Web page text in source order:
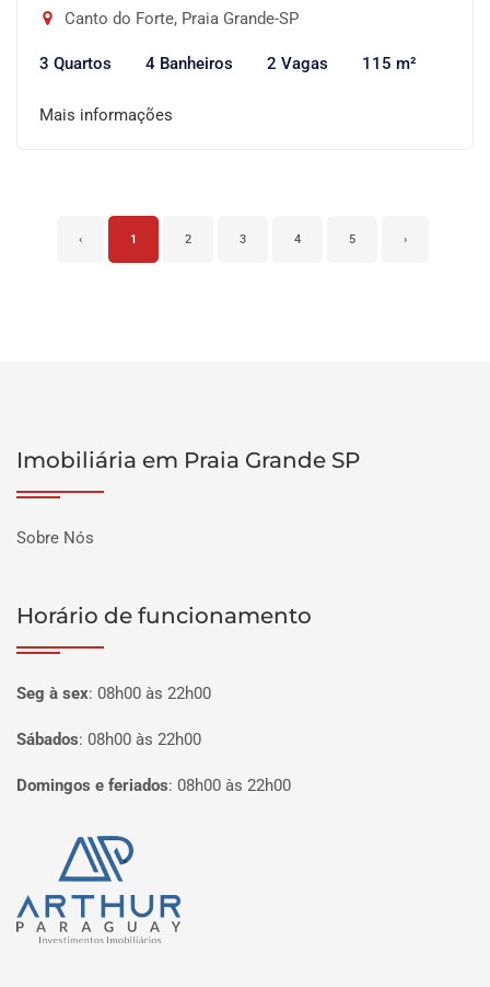
Canto do Forte, Praia Grande-SP
3 Quartos 4 Banheiros 2 Vagas 115 m²
Mais informações
‹ 1 2 3 4 5 ›
Imobiliária em Praia Grande SP
Sobre Nós
Horário de funcionamento
Seg à sex: 08h00 às 22h00
Sábados: 08h00 às 22h00
Domingos e feriados: 08h00 às 22h00
Página inicial